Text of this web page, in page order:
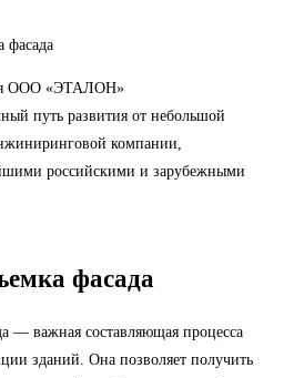
фасада
ООО «ЭТАЛОН»
путь развития от небольшой
компании,
российскими и зарубежными
фасада
— важная составляющая процесса
зданий. Она позволяет получить